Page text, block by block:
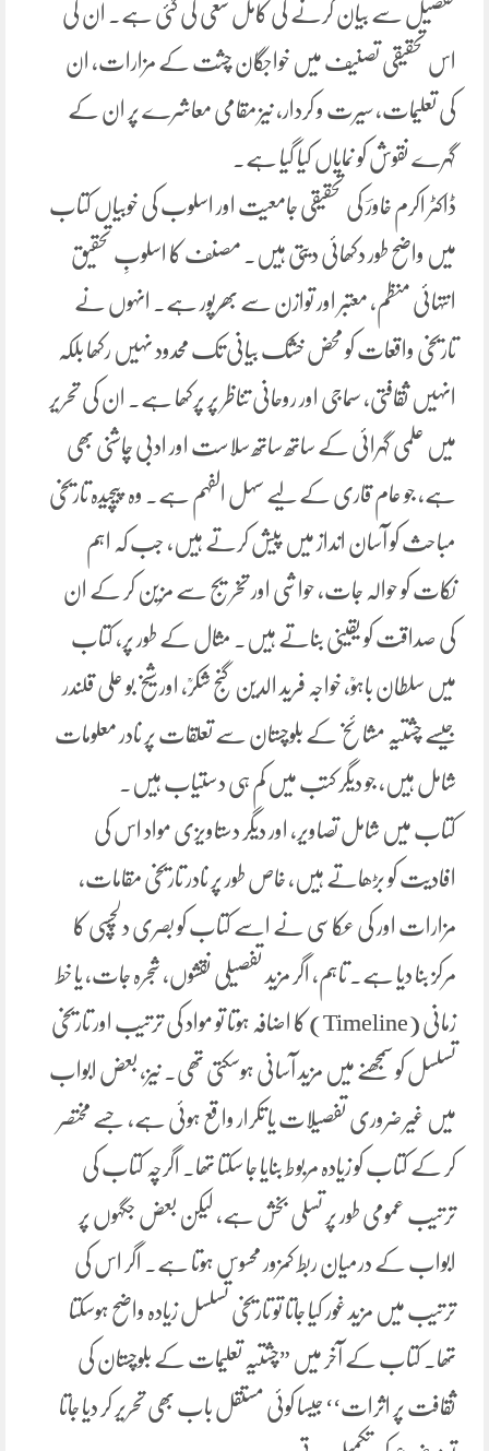
تفصیل سے بیان کرنے کی کامل سعی کی گئی ہے. ان کی
اس تحقیقی تصنیف میں خواجگان چشت کے مزارات، ان
کی تعلیمات، سیرت و کردار، نیز مقامی معاشرے پر ان کے
گہرے نقوش کو نمایاں کیا گیا ہے۔
ڈاکٹر اکرم خاورؔ کی تحقیقی جامعیت اور اسلوب کی خوبیاں کتاب
میں واضح طور دکھائی دیتی ہیں. مصنف کا اسلوبِ تحقیق
انتہائی منظم، معتبر اور توازن سے بھرپور ہے۔ انہوں نے
تاریخی واقعات کو محض خشک بیانی تک محدود نہیں رکھا بلکہ
انہیں ثقافتی، سماجی اور روحانی تناظر پر پرکھا ہے۔ ان کی تحریر
میں علمی گہرائی کے ساتھ ساتھ سلاست اور ادبی چاشنی بھی
ہے، جو عام قاری کے لیے سہل الفہم ہے۔ وہ پیچیدہ تاریخی
مباحث کو آسان انداز میں پیش کرتے ہیں، جب کہ اہم
نکات کو حوالہ جات، حواشی اور تخریج سے مزین کر کے ان
کی صداقت کو یقینی بناتے ہیں۔ مثال کے طور پر، کتاب
میں سلطان باہوؒ، خواجہ فرید الدین گنج شکرؒ، اور شیخ بو علی قلندر
جیسے چشتیہ مشائخ کے بلوچستان سے تعلقات پر نادر معلومات
شامل ہیں، جو دیگر کتب میں کم ہی دستیاب ہیں۔
کتاب میں شامل تصاویر، اور دیگر دستاویزی مواد اس کی
افادیت کو بڑھاتے ہیں، خاص طور پر نادر تاریخی مقامات،
مزارات اور کی عکاسی نے اسے کتاب کو بصری دلچسپی کا
مرکز بنا دیا ہے۔ تاہم، اگر مزید تفصیلی نقشوں، شجرہ جات، یا خط
زمانی (Timeline) کا اضافہ ہوتا تو مواد کی ترتیب اور تاریخی
تسلسل کو سمجھنے میں مزید آسانی ہوسکتی تھی۔ نیز، بعض ابواب
میں غیر ضروری تفصیلات یا تکرار واقع ہوئی ہے، جسے مختصر
کر کے کتاب کو زیادہ مربوط بنایا جا سکتا تھا۔ اگرچہ کتاب کی
ترتیب عمومی طور پر تسلی بخش ہے، لیکن بعض جگہوں پر
ابواب کے درمیان ربط کمزور محسوس ہوتا ہے۔ اگر اس کی
ترتیب میں مزید غور کیا جاتا تو تاریخی تسلسل زیادہ واضح ہوسکتا
تھا۔ کتاب کے آخر میں ”چشتیہ تعلیمات کے بلوچستان کی
ثقافت پر اثرات‘‘ جیسا کوئی مستقل باب بھی تحریر کر دیا جاتا